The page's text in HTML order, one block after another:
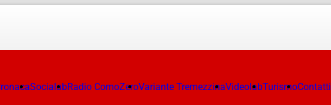
SocialabRadio ComoZeroVariante TremezzinaVideolabTurismoContatti